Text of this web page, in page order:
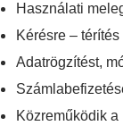
Használati
Kérésre –
Adatrögzítést,
Közreműködik